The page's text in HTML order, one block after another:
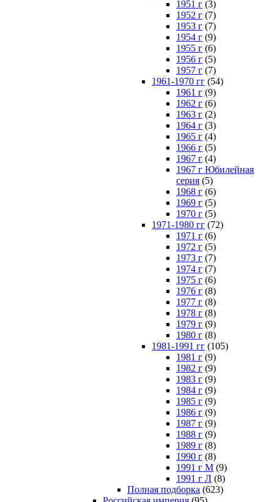
1951 г (3)
1952 г (7)
1953 г (7)
1954 г (9)
1955 г (6)
1956 г (5)
1957 г (7)
1961-1970 гг (54)
1961 г (9)
1962 г (6)
1963 г (2)
1964 г (3)
1965 г (4)
1966 г (5)
1967 г (4)
1967 г Юбилейная
серия (5)
1968 г (6)
1969 г (5)
1970 г (5)
1971-1980 гг (72)
1971 г (6)
1972 г (5)
1973 г (7)
1974 г (7)
1975 г (6)
1976 г (8)
1977 г (8)
1978 г (8)
1979 г (9)
1980 г (8)
1981-1991 гг (105)
1981 г (9)
1982 г (9)
1983 г (9)
1984 г (9)
1985 г (9)
1986 г (9)
1987 г (9)
1988 г (9)
1989 г (8)
1990 г (8)
1991 г М (9)
1991 г Л (8)
Полная подборка (623)